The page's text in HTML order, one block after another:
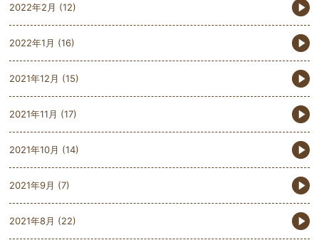
2022年2月 (12)
2022年1月 (16)
2021年12月 (15)
2021年11月 (17)
2021年10月 (14)
2021年9月 (7)
2021年8月 (22)